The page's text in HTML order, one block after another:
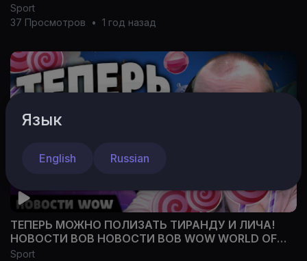
Sport
37 Просмотров
• 1 год назад
ТЕПЕРЬ МОЖНО ПОЛИЗАТЬ ТИРАНДУ И ЛИЧА!
НОВОСТИ ВОВ НОВОСТИ ВОВ WOW WORLD OF
WARCRAFT 11
Sport
Язык
English Russian